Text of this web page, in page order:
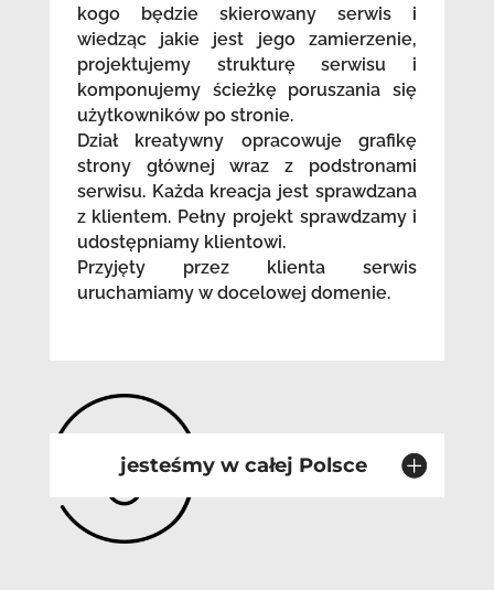
kogo będzie skierowany serwis i
wiedząc jakie jest jego zamierzenie,
projektujemy strukturę serwisu i
komponujemy ścieżkę poruszania się
użytkowników po stronie.
Dział kreatywny opracowuje grafikę
strony głównej wraz z podstronami
serwisu. Każda kreacja jest sprawdzana
z klientem. Pełny projekt sprawdzamy i
udostępniamy klientowi.
Przyjęty przez klienta serwis
uruchamiamy w docelowej domenie.
jesteśmy w całej Polsce